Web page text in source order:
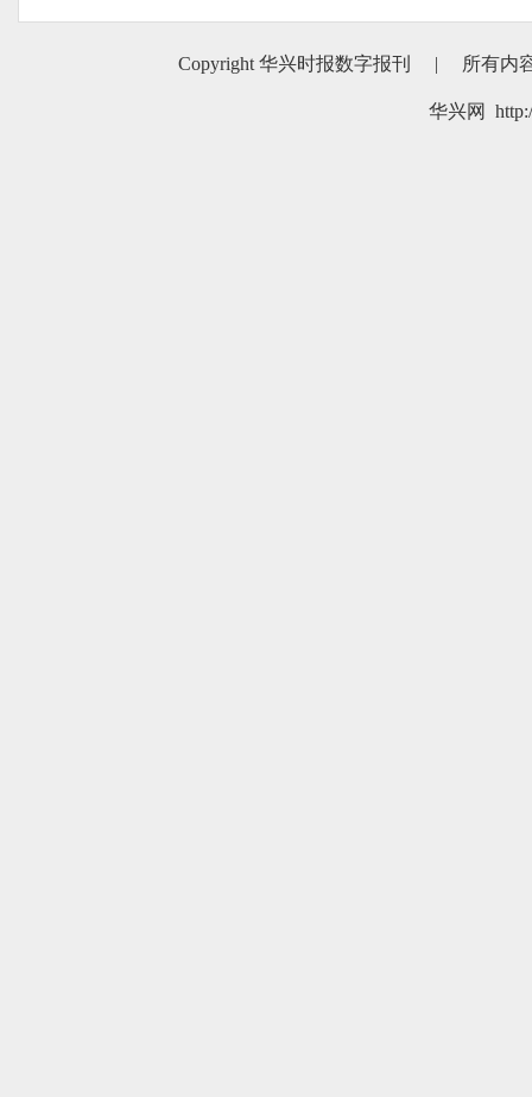
Copyright 华兴时报数字报刊 | 所有内
华兴网